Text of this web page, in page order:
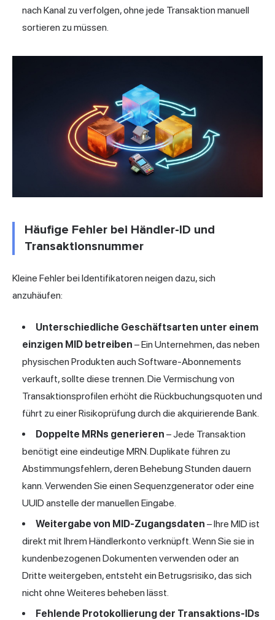
nach Kanal zu verfolgen, ohne jede Transaktion manuell
sortieren zu müssen.
Häufige Fehler bei Händler-ID und
Transaktionsnummer
Kleine Fehler bei Identifikatoren neigen dazu, sich
anzuhäufen:
Unterschiedliche Geschäftsarten unter einem
einzigen MID betreiben – Ein Unternehmen, das neben
physischen Produkten auch Software-Abonnements
verkauft, sollte diese trennen. Die Vermischung von
Transaktionsprofilen erhöht die Rückbuchungsquoten und
führt zu einer Risikoprüfung durch die akquirierende Bank.
Doppelte MRNs generieren – Jede Transaktion
benötigt eine eindeutige MRN. Duplikate führen zu
Abstimmungsfehlern, deren Behebung Stunden dauern
kann. Verwenden Sie einen Sequenzgenerator oder eine
UUID anstelle der manuellen Eingabe.
Weitergabe von MID-Zugangsdaten – Ihre MID ist
direkt mit Ihrem Händlerkonto verknüpft. Wenn Sie sie in
kundenbezogenen Dokumenten verwenden oder an
Dritte weitergeben, entsteht ein Betrugsrisiko, das sich
nicht ohne Weiteres beheben lässt.
Fehlende Protokollierung der Transaktions-IDs